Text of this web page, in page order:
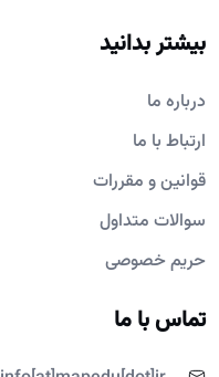
بیشتر بدانید
درباره ما
ارتباط با ما
قوانین و مقررات
سوالات متداول
حریم خصوصی
تماس با ما